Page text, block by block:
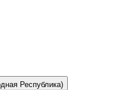
Республика)